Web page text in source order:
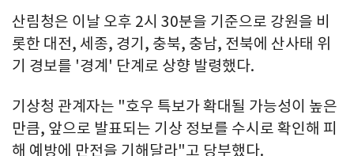
산림청은 이날 오후 2시 30분을 기준으로 강원을 비
롯한 대전, 세종, 경기, 충북, 충남, 전북에 산사태 위
기 경보를 '경계' 단계로 상향 발령했다.
기상청 관계자는 "호우 특보가 확대될 가능성이 높은
만큼, 앞으로 발표되는 기상 정보를 수시로 확인해 피
해 예방에 만전을 기해달라"고 당부했다.